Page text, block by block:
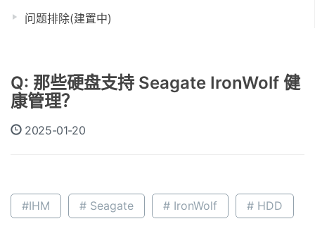
问题排除(建置中)
Q: 那些硬盘支持 Seagate IronWolf 健
康管理？
2025-01-20
#IHM # Seagate # IronWolf # HDD